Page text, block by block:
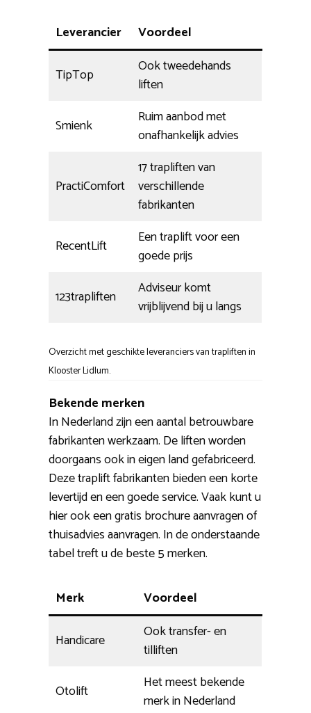
Leverancier Voordeel
TipTop
Ook tweedehands
liften
Smienk
Ruim aanbod met
onafhankelijk advies
PractiComfort
17 trapliften van
verschillende
fabrikanten
RecentLift
Een traplift voor een
goede prijs
123trapliften
Adviseur komt
vrijblijvend bij u langs
Overzicht met geschikte leveranciers van trapliften in
Klooster Lidlum.
Bekende merken
In Nederland zijn een aantal betrouwbare
fabrikanten werkzaam. De liften worden
doorgaans ook in eigen land gefabriceerd.
Deze traplift fabrikanten bieden een korte
levertijd en een goede service. Vaak kunt u
hier ook een gratis brochure aanvragen of
thuisadvies aanvragen. In de onderstaande
tabel treft u de beste 5 merken.
Merk Voordeel
Handicare
Ook transfer- en
tilliften
Otolift
Het meest bekende
merk in Nederland